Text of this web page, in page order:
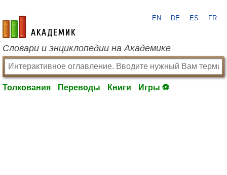
academic.ru
EN DE ES FR
Словари и энциклопедии на Академике
Толкования Переводы Книги Игры ⚽